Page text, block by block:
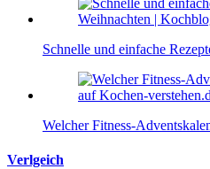
Schnelle und einfache
Welcher Fitness-
Verlgeich